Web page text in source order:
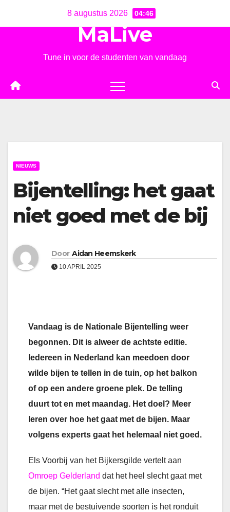
8 augustus 2026 04:46
MaLive
Tune in voor de studenten van vandaag
NIEUWS
Bijentelling: het gaat
niet goed met de bij
Door Aidan Heemskerk
10 APRIL 2025
Vandaag is de Nationale Bijentelling weer
begonnen. Dit is alweer de achtste editie.
Iedereen in Nederland kan meedoen door
wilde bijen te tellen in de tuin, op het balkon
of op een andere groene plek. De telling
duurt tot en met maandag. Het doel? Meer
leren over hoe het gaat met de bijen. Maar
volgens experts gaat het helemaal niet goed.
Els Voorbij van het Bijkersgilde vertelt aan
Omroep Gelderland dat het heel slecht gaat met
de bijen. “Het gaat slecht met alle insecten,
maar met de bestuivende soorten is het ronduit